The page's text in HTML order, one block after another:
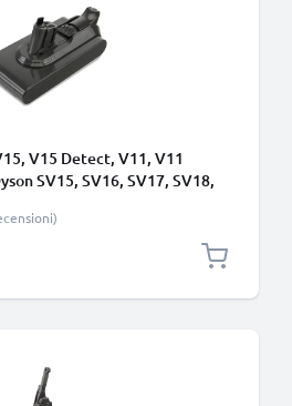
V15 Detect, V11, V11
SV15, SV16, SV17, SV18,